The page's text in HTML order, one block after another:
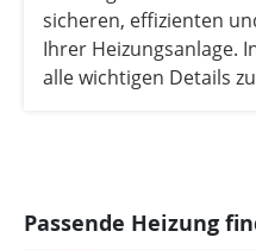
sicheren, effizienten
Ihrer Heizungsanlage.
alle wichtigen Details
Passende Heizung